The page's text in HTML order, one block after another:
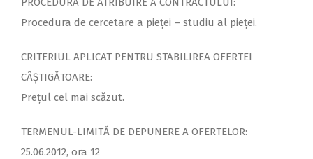
Procedura de cercetare a pieței – studiu al pieței.
CRITERIUL APLICAT PENTRU STABILIREA OFERTEI
CÂȘTIGĂTOARE:
Prețul cel mai scăzut.
TERMENUL-LIMITĂ DE DEPUNERE A OFERTELOR:
25.06.2012, ora 12